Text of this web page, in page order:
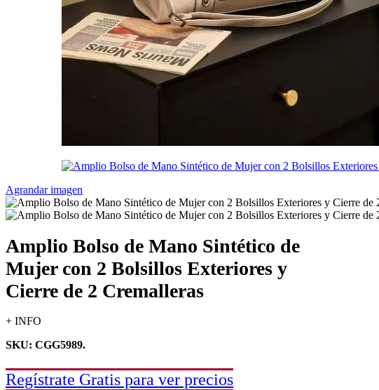
Agrandar imagen
Amplio Bolso de Mano Sintético de
Mujer con 2 Bolsillos Exteriores y
Cierre de 2 Cremalleras
+ INFO
SKU: CGG5989.
Regístrate Gratis para ver precios